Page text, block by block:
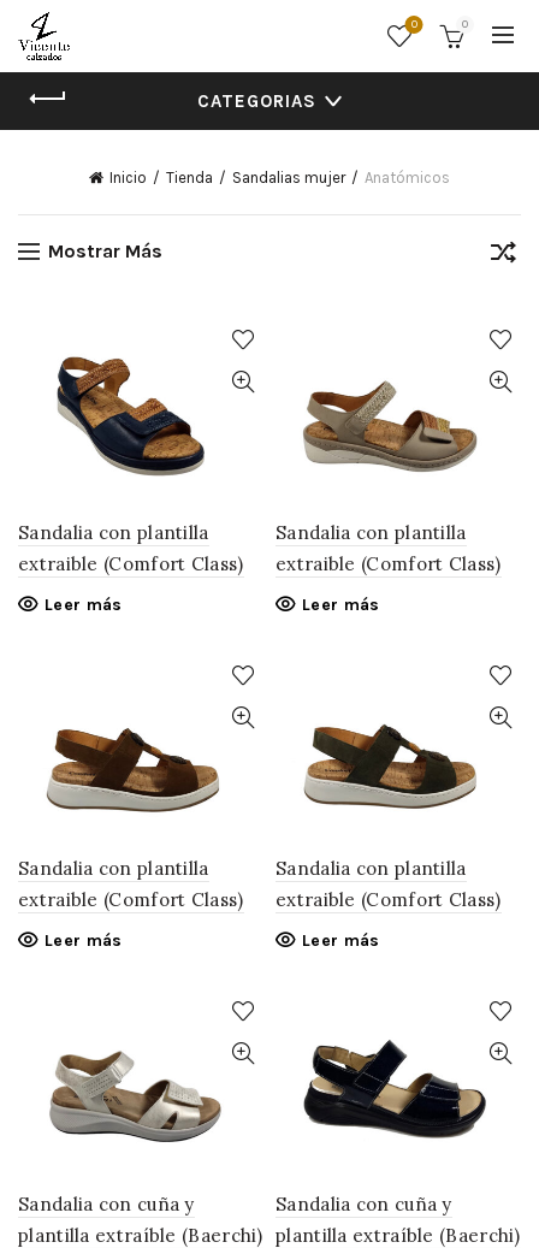
0 0
CATEGORIAS
Inicio Tienda Sandalias mujer Anatómicos
Mostrar Más
Sandalia con plantilla
extraible (Comfort Class)
Leer más
Sandalia con plantilla
extraible (Comfort Class)
Leer más
Sandalia con plantilla
extraible (Comfort Class)
Leer más
Sandalia con plantilla
extraible (Comfort Class)
Leer más
Sandalia con cuña y
plantilla extraíble (Baerchi)
Sandalia con cuña y
plantilla extraíble (Baerchi)